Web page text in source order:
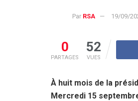
Par RSA 19/09/
0
PARTAGES
52
VUES
À huit mois de la
Mercredi 15